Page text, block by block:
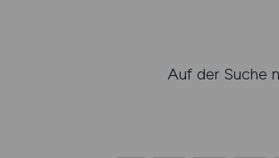
Auf der Suche